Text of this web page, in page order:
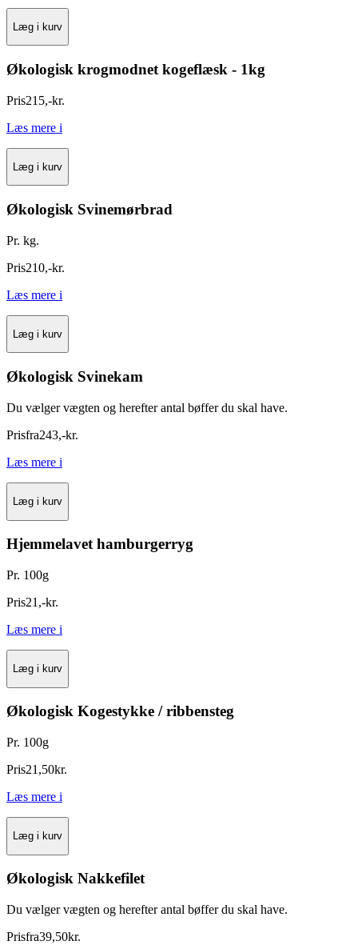
Læg i kurv
Økologisk krogmodnet kogeflæsk - 1kg
Pris215,-kr.
Læs mere i
Læg i kurv
Økologisk Svinemørbrad
Pr. kg.
Pris210,-kr.
Læs mere i
Læg i kurv
Økologisk Svinekam
Du vælger vægten og herefter antal bøffer du skal have.
Prisfra243,-kr.
Læs mere i
Læg i kurv
Hjemmelavet hamburgerryg
Pr. 100g
Pris21 ,-kr.
Læs mere i
Læg i kurv
Økologisk Kogestykke / ribbensteg
Pr. 100g
Pris21 ,50kr.
Læs mere i
Læg i kurv
Økologisk Nakkefilet
Du vælger vægten og herefter antal bøffer du skal have.
Prisfra39,50kr.